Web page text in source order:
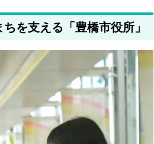
を支える「豊橋市役所」